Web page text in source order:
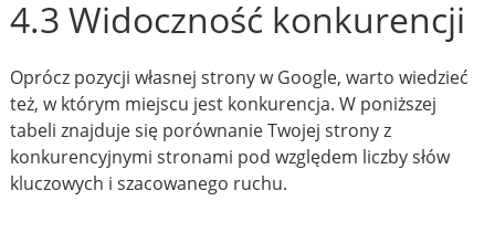
4.3 Widoczność konkurencji
Oprócz pozycji własnej strony w Google, warto wiedzieć
też, w którym miejscu jest konkurencja. W poniższej
tabeli znajduje się porównanie Twojej strony z
konkurencyjnymi stronami pod względem liczby słów
kluczowych i szacowanego ruchu.